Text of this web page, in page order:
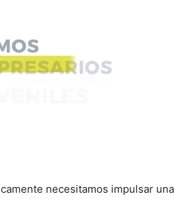
necesitamos impulsar una